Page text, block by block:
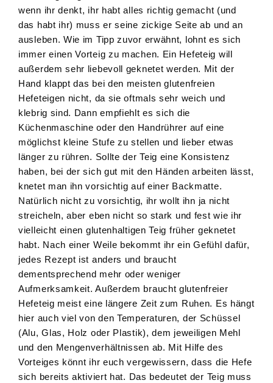
wenn ihr denkt, ihr habt alles richtig gemacht (und
das habt ihr) muss er seine zickige Seite ab und an
ausleben. Wie im Tipp zuvor erwähnt, lohnt es sich
immer einen Vorteig zu machen. Ein Hefeteig will
außerdem sehr liebevoll geknetet werden. Mit der
Hand klappt das bei den meisten glutenfreien
Hefeteigen nicht, da sie oftmals sehr weich und
klebrig sind. Dann empfiehlt es sich die
Küchenmaschine oder den Handrührer auf eine
möglichst kleine Stufe zu stellen und lieber etwas
länger zu rühren. Sollte der Teig eine Konsistenz
haben, bei der sich gut mit den Händen arbeiten lässt,
knetet man ihn vorsichtig auf einer Backmatte.
Natürlich nicht zu vorsichtig, ihr wollt ihn ja nicht
streicheln, aber eben nicht so stark und fest wie ihr
vielleicht einen glutenhaltigen Teig früher geknetet
habt. Nach einer Weile bekommt ihr ein Gefühl dafür,
jedes Rezept ist anders und braucht
dementsprechend mehr oder weniger
Aufmerksamkeit. Außerdem braucht glutenfreier
Hefeteig meist eine längere Zeit zum Ruhen. Es hängt
hier auch viel von den Temperaturen, der Schüssel
(Alu, Glas, Holz oder Plastik), dem jeweiligen Mehl
und den Mengenverhältnissen ab. Mit Hilfe des
Vorteiges könnt ihr euch vergewissern, dass die Hefe
sich bereits aktiviert hat. Das bedeutet der Teig muss